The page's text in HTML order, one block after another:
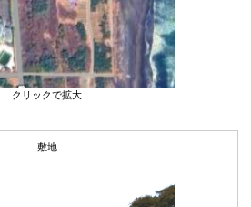
クリックで拡大
敷地